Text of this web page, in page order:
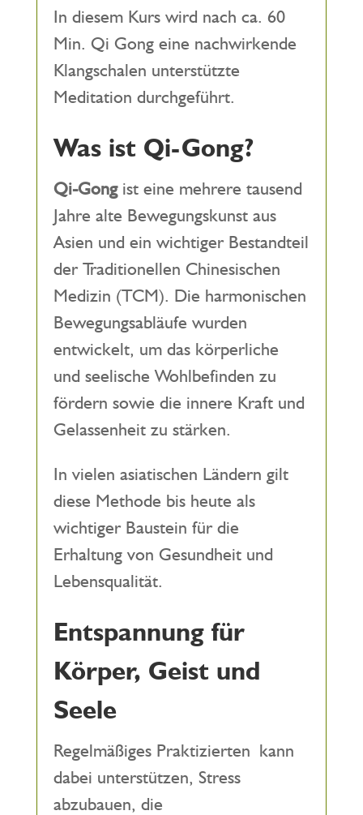
In diesem Kurs wird nach ca. 60
Min. Qi Gong eine nachwirkende
Klangschalen unterstützte
Meditation durchgeführt.
Was ist Qi-Gong?
Qi-Gongist eine mehrere tausend
Jahre alte Bewegungskunst aus
Asien und ein wichtiger Bestandteil
der Traditionellen Chinesischen
Medizin (TCM). Die harmonischen
Bewegungsabläufe wurden
entwickelt, um das körperliche
und seelische Wohlbefinden zu
fördern sowie die innere Kraft und
Gelassenheit zu stärken.
In vielen asiatischen Ländern gilt
diese Methode bis heute als
wichtiger Baustein für die
Erhaltung von Gesundheit und
Lebensqualität.
Entspannung für
Körper, Geist und
Seele
Regelmäßiges Praktizierten kann
dabei unterstützen, Stress
abzubauen, die